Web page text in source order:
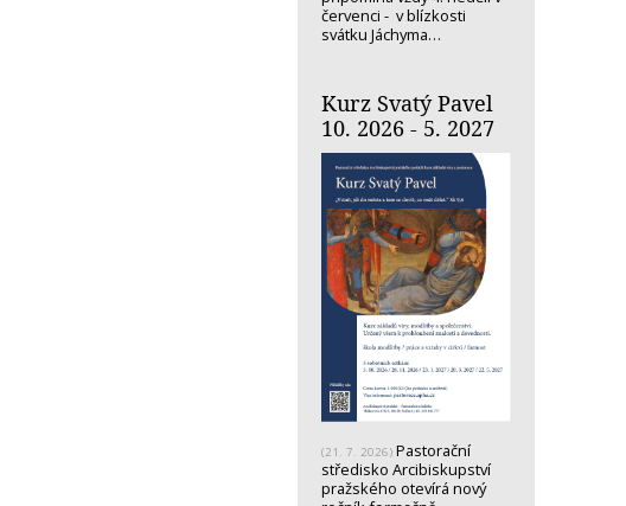
červenci - v blízkosti
svátku Jáchyma…
Kurz Svatý Pavel
10. 2026 - 5. 2027
(21. 7. 2026) Pastorační
středisko Arcibiskupství
pražského otevírá nový